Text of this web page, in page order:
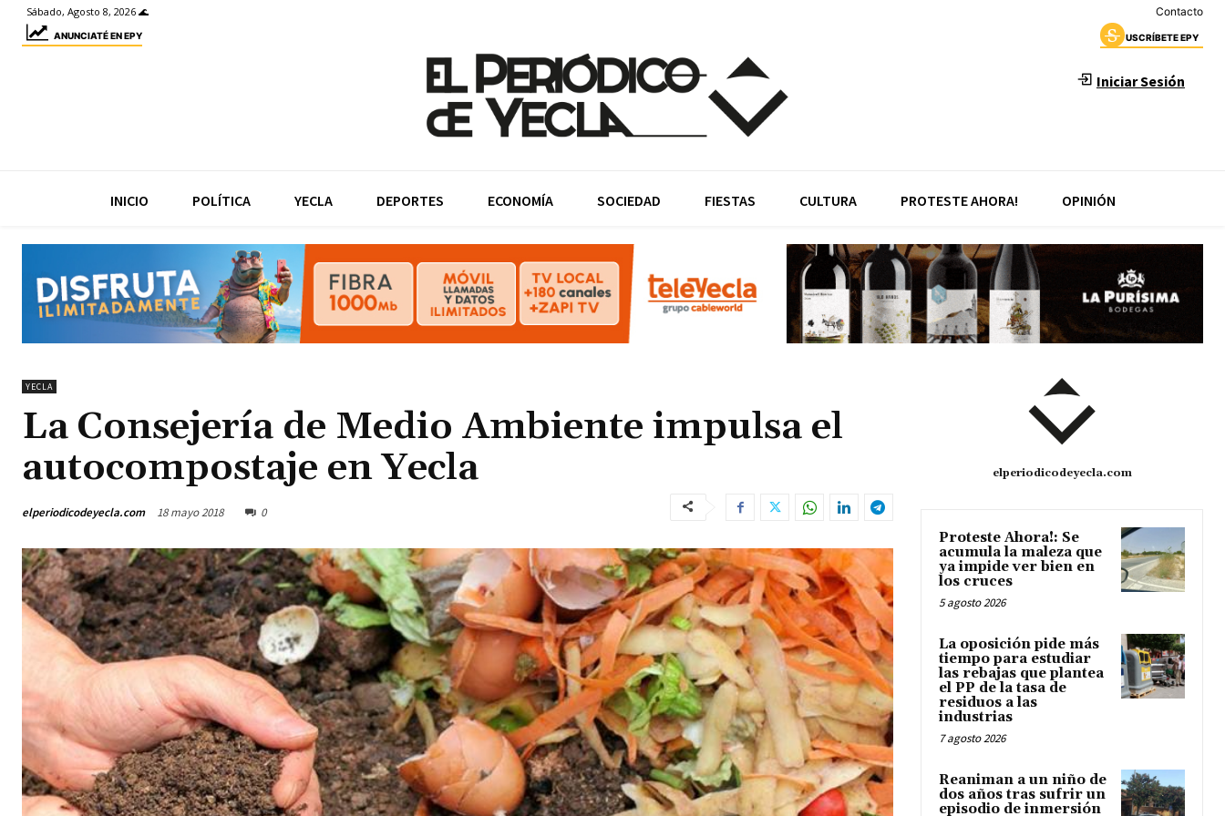
Sábado, Agosto 8, 2026 🌊 Contacto
ANUNCIATÉ EN EPY USCRÍBETE EPY
Iniciar Sesión
INICIO POLÍTICA YECLA DEPORTES ECONOMÍA SOCIEDAD FIESTAS CULTURA PROTESTE AHORA! OPINIÓN
YECLA
La Consejería de Medio Ambiente impulsa el
autocompostaje en Yecla
elperiodicodeyecla.com 18 mayo 2018 0
elperiodicodeyecla.com
Proteste Ahora!: Se
acumula la maleza que
ya impide ver bien en
los cruces
5 agosto 2026
La oposición pide más
tiempo para estudiar
las rebajas que plantea
el PP de la tasa de
residuos a las
industrias
7 agosto 2026
Reaniman a un niño de
dos años tras sufrir un
episodio de inmersión